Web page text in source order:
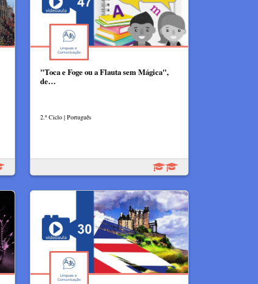
"Toca e Foge ou a Flauta sem Mágica",
de…
2.º Ciclo | Português